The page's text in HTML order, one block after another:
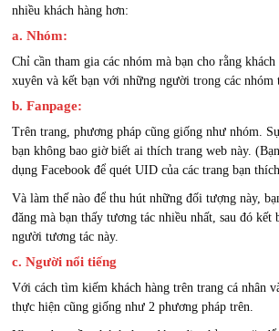
nhiều khách hàng hơn:
a. Nhóm:
Chỉ cần tham gia các nhóm mà bạn cho rằng
xuyên và kết bạn với những người trong các nhóm
b. Fanpage:
Trên trang, phương pháp cũng giống như nhóm.
bạn không bao giờ biết ai thích trang web này.
dụng Facebook để quét UID của các trang bạn
Và làm thế nào để thu hút những đối tượng này,
đăng mà bạn thấy tương tác nhiều nhất, sau đó kết
người tương tác này.
c. Người nổi tiếng
Với cách tìm kiếm khách hàng trên trang cá nhân
thực hiện cũng giống như 2 phương pháp trên.